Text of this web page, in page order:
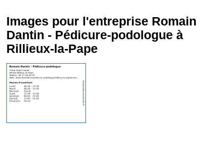
Images pour l'entreprise Romain
Dantin - Pédicure-podologue à
Rillieux-la-Pape